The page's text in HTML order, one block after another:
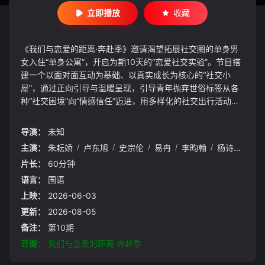
立即播放 收藏
《我们与恋爱的距离·奔赴季》邀请渴望拓展社交圈的单身男
女入住“单身公寓”，开启为期10天的“恋爱社交实验”。节目搭
建一个以面对面互动为基础、以真实成长为核心的“社交小
屋”，通过正向引导与温暖呈现，引导青年抛弃世俗标签从各
种“社交困境”向“情感信任”迈进，用多样化的社交出行活动逐
力，建立渐进式亲密关系
导演：
未知
主演：
朱耘娇 / 卢东旭 / 史宗伦 / 易冉 / 李昀翰 / 杨诗语
片长：
60分钟
语言：
国语
上映：
2026-06-03
更新：
2026-08-05
备注：
第10期
豆瓣：
我们与恋爱的距离·奔赴季